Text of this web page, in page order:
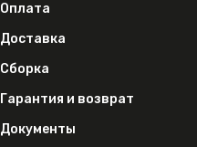
Оплата
Доставка
Сборка
Гарантия и возврат
Документы